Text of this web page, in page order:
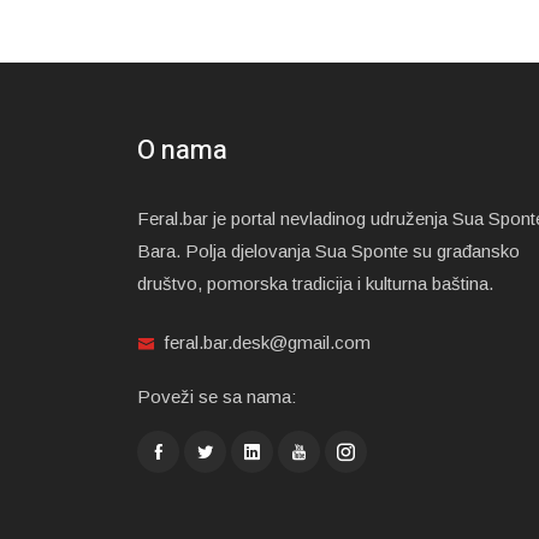
O nama
Feral.bar je portal nevladinog udruženja Sua
Bara. Polja djelovanja Sua Sponte su građansko
društvo, pomorska tradicija i kulturna baština.
feral.bar.desk@gmail.com
Poveži se sa nama: